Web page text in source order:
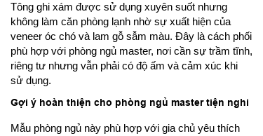
Tông ghi xám được sử dụng xuyên suốt nhưng
không làm căn phòng lạnh nhờ sự xuất hiện của
veneer óc chó và lam gỗ sẫm màu. Đây là cách phối
phù hợp với phòng ngủ master, nơi cần sự trầm tĩnh,
riêng tư nhưng vẫn phải có độ ấm và cảm xúc khi
sử dụng.
Gợi ý hoàn thiện cho phòng ngủ master tiện nghi
Mẫu phòng ngủ này phù hợp với gia chủ yêu thích